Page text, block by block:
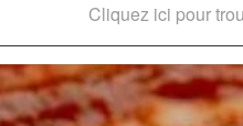
Cliquez ici pour